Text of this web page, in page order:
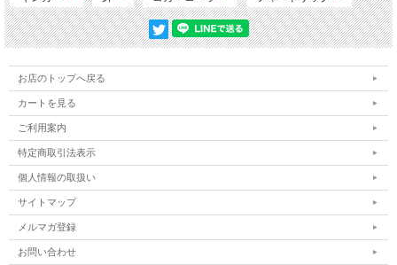
お店のトップへ戻る
カートを見る
ご利用案内
特定商取引法表示
個人情報の取扱い
サイトマップ
メルマガ登録
お問い合わせ